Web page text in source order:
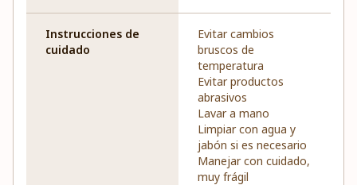
Instrucciones de
cuidado
Evitar cambios
bruscos de
temperatura
Evitar productos
abrasivos
Lavar a mano
Limpiar con agua y
jabón si es necesario
Manejar con cuidado,
muy frágil